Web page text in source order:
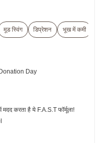
मूड स्विंग डिप्रेशन भूख में कमी
Day
मदद करता है ये F.A.S.T फॉर्मूला!